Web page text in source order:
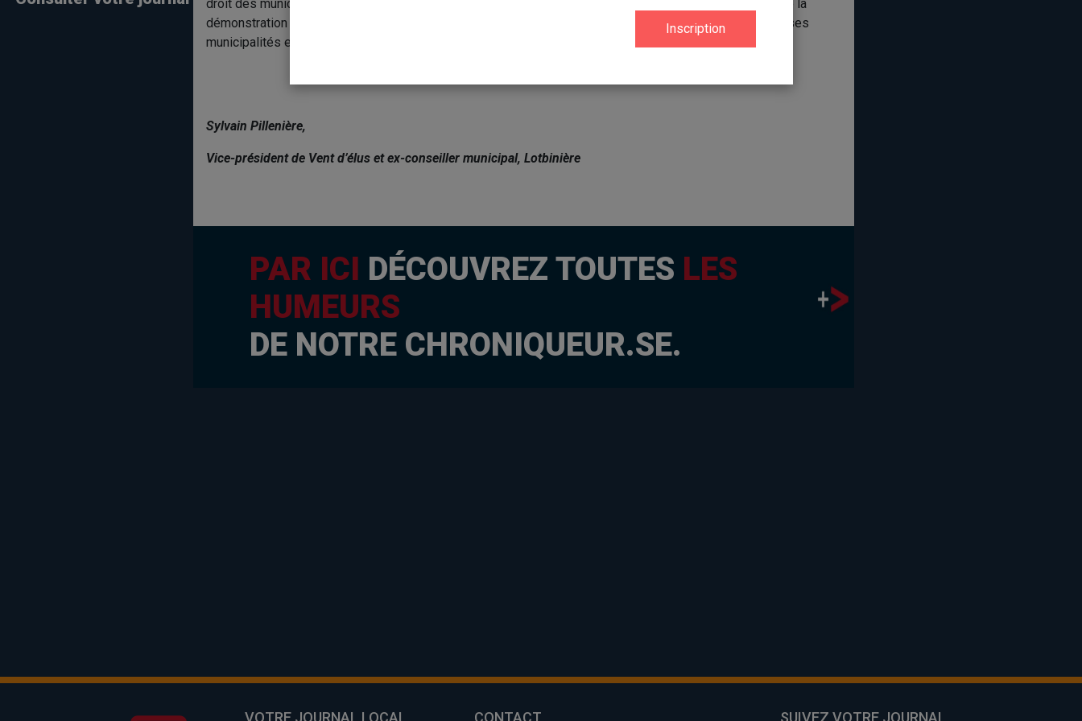
droit des municipalités à décider librement et démocratiquement de leur avenir énergétique. Afin de faire la
démonstration de cette impartialité, la FQM pourrait commencer par appuyer les demandes de nombreuses
municipalités et MRC pour la tenue d’un BAPE générique sur la filière éolienne.
Sylvain Pillenière,
Vice-président de Vent d’élus et ex-conseiller municipal, Lotbinière
PAR ICI DÉCOUVREZ TOUTES LES
HUMEURS
DE NOTRE CHRONIQUEUR.SE.